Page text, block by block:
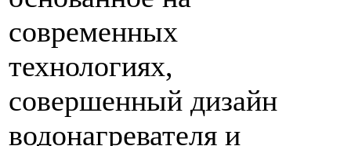
современных
технологиях,
совершенный дизайн
водонагревателя и